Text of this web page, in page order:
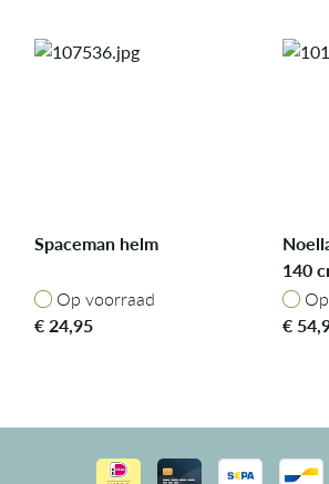
Spaceman helm
Op voorraad
Op voorraad
€24,95
140
Op
€